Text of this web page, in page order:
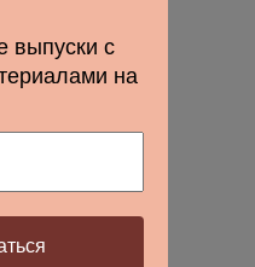
выпуски с
на